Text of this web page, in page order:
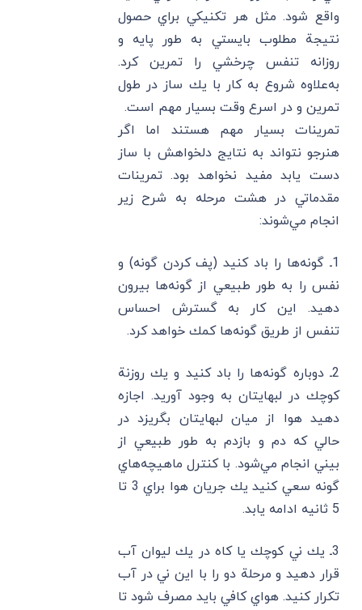
واقع شود. مثل هر تكنيكي براي حصول
نتيجة مطلوب بايستي به طور پايه و
روزانه تنفس چرخشي را تمرين كرد.
به‌علاوه شروع به كار با يك ساز در طول
تمرين و در اسرع وقت بسيار مهم است.
تمرينات بسيار مهم هستند اما اگر
هنرجو نتواند به نتايج دلخواهش با ساز
دست يابد مفيد نخواهد بود. تمرينات
مقدماتي در هشت مرحله به شرح زير
انجام مي‌شوند:
1ـ گونه‌ها را باد كنيد (پف كردن گونه) و
نفس را به طور طبيعي از گونه‌ها بيرون
دهيد. اين كار به گسترش احساس
تنفس از طريق گونه‌ها كمك خواهد كرد.
2ـ دوباره گونه‌ها را باد كنيد و يك روزنة
كوچك در لبهايتان به وجود آوريد. اجازه
دهيد هوا از ميان لبهايتان بگريزد در
حالي كه دم و بازدم به طور طبيعي از
بيني انجام مي‌شود. با كنترل ماهيچه‌هاي
گونه سعي كنيد يك جريان هوا براي 3 تا
5 ثانيه ادامه يابد.
3ـ يك ني كوچك يا كاه در يك ليوان آب
قرار دهيد و مرحلة دو را با اين ني در آب
تكرار كنيد. هواي كافي بايد مصرف شود تا